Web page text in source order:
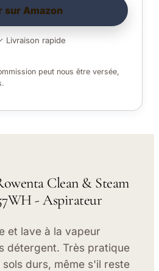
sur Amazon
Livraison rapide
peut nous être versée,
Clean & Steam
- Aspirateur
et lave à la vapeur
détergent. Très pratique
durs, même s'il reste